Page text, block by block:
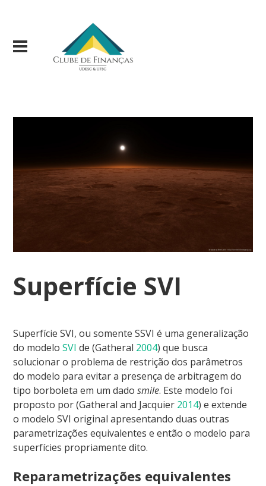
Superfície SVI
Superfície SVI, ou somente SSVI é uma generalização
do modeloSVI de(Gatheral 2004) que busca
solucionar o problema de restrição dos parâmetros
do modelo para evitar a presença de arbitragem do
tipo borboleta em um dadosmile. Este modelo foi
proposto por(Gatheral and Jacquier 2014) e extende
o modelo SVI original apresentando duas outras
parametrizações equivalentes e então o modelo para
superfícies propriamente dito.
Reparametrizações equivalentes